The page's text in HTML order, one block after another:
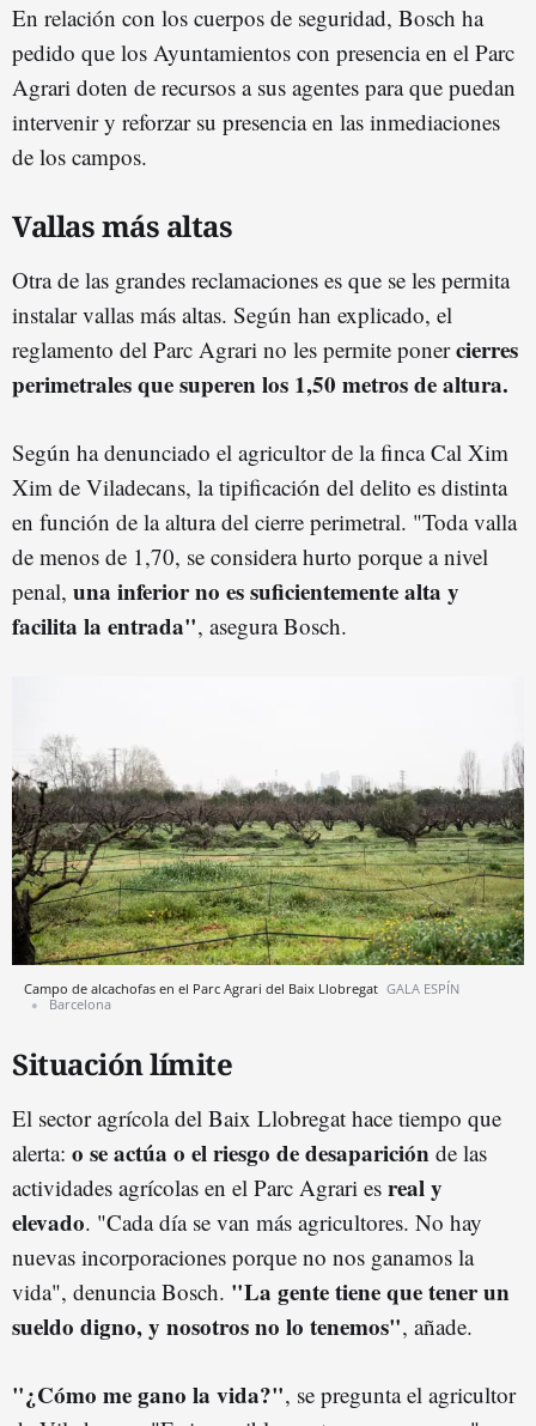
En relación con los cuerpos de seguridad, Bosch ha
pedido que los Ayuntamientos con presencia en el Parc
Agrari doten de recursos a sus agentes para que puedan
intervenir y reforzar su presencia en las inmediaciones
de los campos.
Vallas más altas
Otra de las grandes reclamaciones es que se les permita
instalar vallas más altas. Según han explicado, el
reglamento del Parc Agrari no les permite ponercierres
perimetrales que superen los 1,50 metros de altura.
Según ha denunciado el agricultor de la finca Cal Xim
Xim de Viladecans, la tipificación del delito es distinta
en función de la altura del cierre perimetral. "Toda valla
de menos de 1,70, se considera hurto porque a nivel
penal, una inferior no es suficientemente alta y
facilita la entrada", asegura Bosch.
Campo de alcachofas en el Parc Agrari del Baix Llobregat GALA ESPÍN
Barcelona
Situación límite
El sector agrícola del Baix Llobregat hace tiempo que
alerta: o se actúa o el riesgo de desaparición de las
actividades agrícolas en el Parc Agrari es real y
elevado. "Cada día se van más agricultores. No hay
nuevas incorporaciones porque no nos ganamos la
vida", denuncia Bosch. "La gente tiene que tener un
sueldo digno, y nosotros no lo tenemos", añade.
"¿Cómo me gano la vida?", se pregunta el agricultor